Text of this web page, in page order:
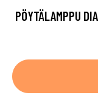
PÖYTÄLAMPPU